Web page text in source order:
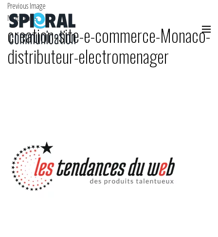
Previous Image
Next Image
creation-site-e-commerce-Monaco-
distributeur-electromenager